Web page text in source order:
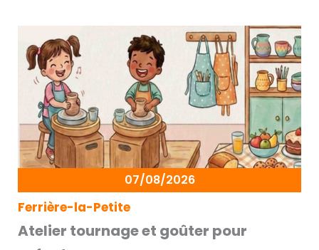
07/08/2026
Ferrière-la-Petite
Atelier tournage et goûter pour